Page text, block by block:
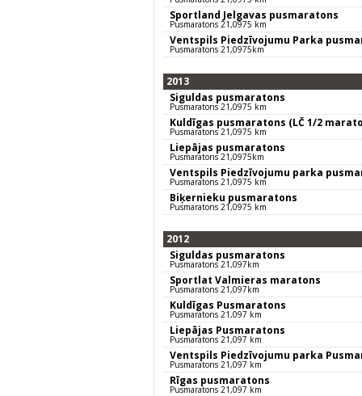
Sportland Jelgavas pusmaratons
Pusmaratons 21,0975 km
Ventspils Piedzīvojumu Parka
Pusmaratons 21,0975km
2013
Siguldas pusmaratons
Pusmaratons 21,0975 km
Kuldīgas pusmaratons (LČ 1/2
Pusmaratons 21,0975 km
Liepājas pusmaratons
Pusmaratons 21,0975km
Ventspils Piedzīvojumu parka
Pusmaratons 21,0975 km
Biķernieku pusmaratons
Pusmaratons 21,0975 km
2012
Siguldas pusmaratons
Pusmaratons 21,097km
Sportlat Valmieras maratons
Pusmaratons 21,097km
Kuldīgas Pusmaratons
Pusmaratons 21,097 km
Liepājas Pusmaratons
Pusmaratons 21,097 km
Ventspils Piedzīvojumu parka
Pusmaratons 21,097 km
Rīgas pusmaratons
Pusmaratons 21,097 km